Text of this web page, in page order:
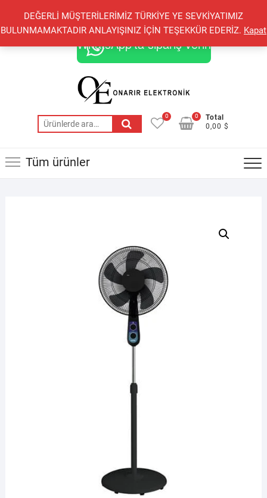
DEĞERLİ MÜŞTERİLERİMİZ TÜRKİYE YE SEVKİYATIMIZ
BULUNMAMAKTADIR ANLAYIŞINIZ İÇİN TEŞEKKÜR EDERİZ. Kapat
content
+90 548 821 78 85 +90 548 855 25 53
onarirelektronik@gmail.com
WhatsApp'ta sipariş verin
Ara:
0
Total
0,00 $
0
Tüm ürünler